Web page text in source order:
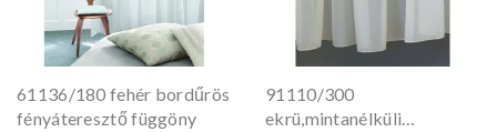
61136/180 fehér bordűrös
fényáteresztő függöny
91110/300
ekrü,mintanélküli